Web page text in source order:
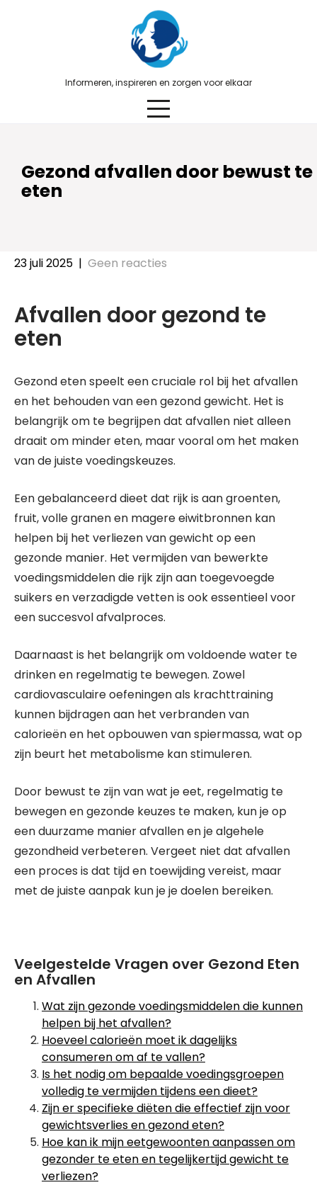
Informeren, inspireren en zorgen voor elkaar
Gezond afvallen door bewust te
eten
23 juli 2025 | Geen reacties
Afvallen door gezond te
eten
Gezond eten speelt een cruciale rol bij het afvallen
en het behouden van een gezond gewicht. Het is
belangrijk om te begrijpen dat afvallen niet alleen
draait om minder eten, maar vooral om het maken
van de juiste voedingskeuzes.
Een gebalanceerd dieet dat rijk is aan groenten,
fruit, volle granen en magere eiwitbronnen kan
helpen bij het verliezen van gewicht op een
gezonde manier. Het vermijden van bewerkte
voedingsmiddelen die rijk zijn aan toegevoegde
suikers en verzadigde vetten is ook essentieel voor
een succesvol afvalproces.
Daarnaast is het belangrijk om voldoende water te
drinken en regelmatig te bewegen. Zowel
cardiovasculaire oefeningen als krachttraining
kunnen bijdragen aan het verbranden van
calorieën en het opbouwen van spiermassa, wat op
zijn beurt het metabolisme kan stimuleren.
Door bewust te zijn van wat je eet, regelmatig te
bewegen en gezonde keuzes te maken, kun je op
een duurzame manier afvallen en je algehele
gezondheid verbeteren. Vergeet niet dat afvallen
een proces is dat tijd en toewijding vereist, maar
met de juiste aanpak kun je je doelen bereiken.
Veelgestelde Vragen over Gezond Eten
en Afvallen
Wat zijn gezonde voedingsmiddelen die kunnen
helpen bij het afvallen?
Hoeveel calorieën moet ik dagelijks
consumeren om af te vallen?
Is het nodig om bepaalde voedingsgroepen
volledig te vermijden tijdens een dieet?
Zijn er specifieke diëten die effectief zijn voor
gewichtsverlies en gezond eten?
Hoe kan ik mijn eetgewoonten aanpassen om
gezonder te eten en tegelijkertijd gewicht te
verliezen?